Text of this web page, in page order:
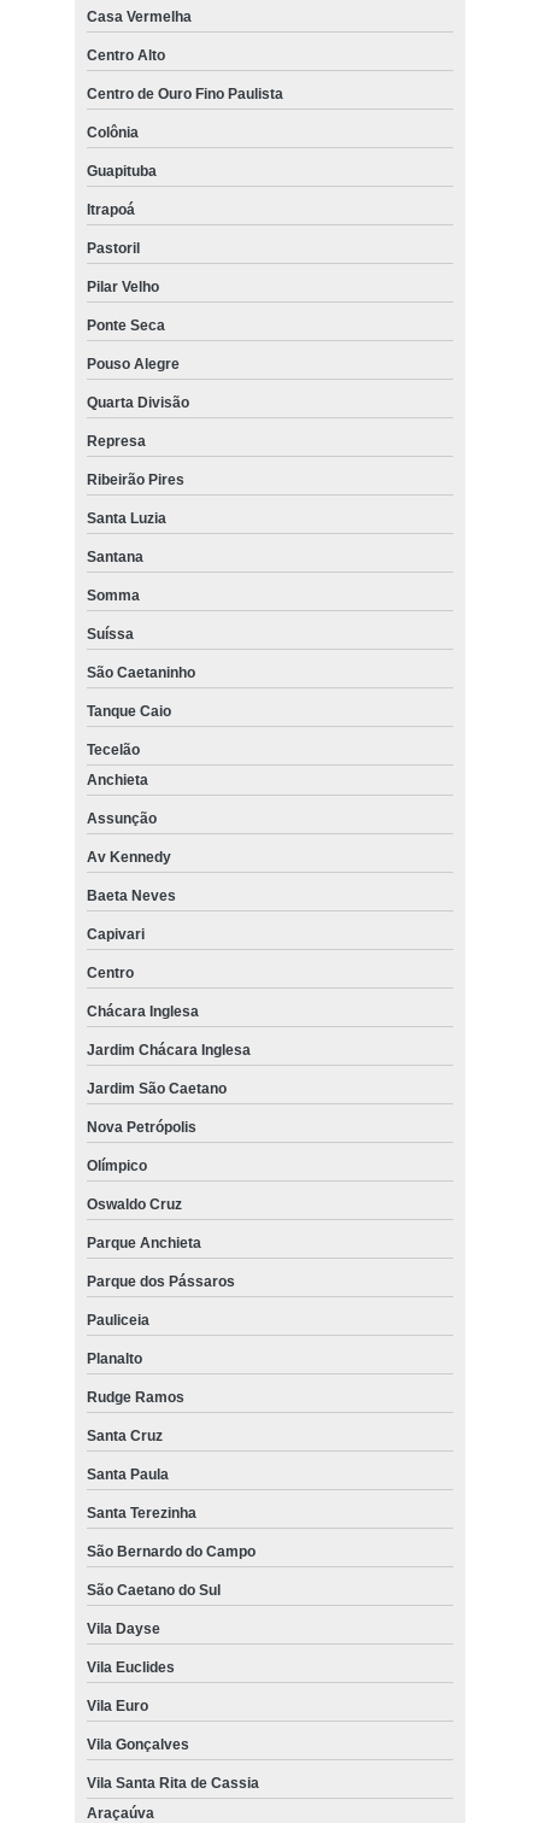
Casa Vermelha
Centro Alto
Centro de Ouro Fino Paulista
Colônia
Guapituba
Itrapoá
Pastoril
Pilar Velho
Ponte Seca
Pouso Alegre
Quarta Divisão
Represa
Ribeirão Pires
Santa Luzia
Santana
Somma
Suíssa
São Caetaninho
Tanque Caio
Tecelão
Anchieta
Assunção
Av Kennedy
Baeta Neves
Capivari
Centro
Chácara Inglesa
Jardim Chácara Inglesa
Jardim São Caetano
Nova Petrópolis
Olímpico
Oswaldo Cruz
Parque Anchieta
Parque dos Pássaros
Pauliceia
Planalto
Rudge Ramos
Santa Cruz
Santa Paula
Santa Terezinha
São Bernardo do Campo
São Caetano do Sul
Vila Dayse
Vila Euclides
Vila Euro
Vila Gonçalves
Vila Santa Rita de Cassia
Araçaúva